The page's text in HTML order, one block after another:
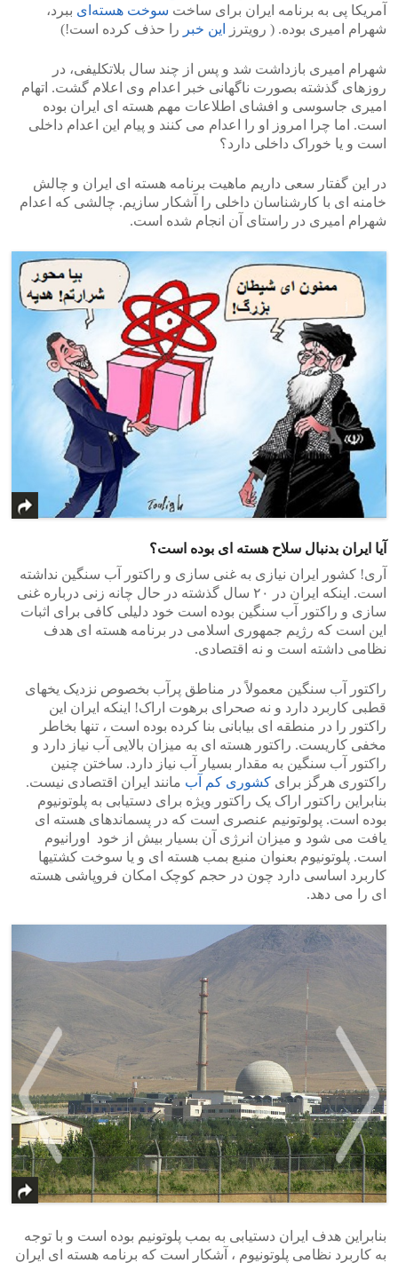
آمریکا پی به برنامه ایران برای ساخت سوخت هسته‌ای ببرد،
شهرام امیری بوده. ( رویترز
این خبر را حذف کرده است!)
شهرام امیری بازداشت شد و پس از چند سال بلاتکلیفی، در
روزهای گذشته بصورت ناگهانی خبر اعدام وی اعلام گشت. اتهام
امیری جاسوسی و افشای اطلاعات مهم هسته ای ایران بوده
است. اما چرا امروز او را اعدام می کنند و پیام این اعدام داخلی
است و یا خوراک داخلی دارد؟
در این گفتار سعی داریم ماهیت برنامه هسته ای ایران و چالش
خامنه ای با کارشناسان داخلی را آشکار سازیم. چالشی که اعدام
شهرام امیری در راستای آن انجام شده است.
آیا ایران بدنبال سلاح هسته ای بوده است؟
آری! کشور ایران نیازی به غنی سازی و راکتور آب سنگین نداشته
است. اینکه ایران در ۲۰ سال گذشته در حال چانه زنی درباره غنی
سازی و راکتور آب سنگین بوده است خود دلیلی کافی برای اثبات
این است که رژیم جمهوری اسلامی در برنامه هسته ای هدف
نظامی داشته است و نه اقتصادی.
راکتور آب سنگین معمولاً در مناطق پرآب بخصوص نزدیک یخهای
قطبی کاربرد دارد و نه صحرای برهوت اراک! اینکه ایران این
راکتور را در منطقه ای بیابانی بنا کرده بوده است ، تنها بخاطر
مخفی کاریست. راکتور هسته ای به میزان بالایی آب نیاز دارد و
راکتور آب سنگین به مقدار بسیار آب نیاز دارد. ساختن چنین
راکتوری هرگز برای کشوری کم آب مانند ایران اقتصادی نیست.
بنابراین راکتور اراک یک راکتور ویژه برای دستیابی به پلوتونیوم
بوده است. پولوتونیم عنصری است که در پسماندهای هسته ای
یافت می شود و میزان انرژی آن بسیار بیش از خود اورانیوم
است. پلوتونیوم بعنوان منبع بمب هسته ای و یا سوخت کشتیها
کاربرد اساسی دارد چون در حجم کوچک امکان فروپاشی هسته
ای را می دهد.
بنابراین هدف ایران دستیابی به بمب پلوتونیم بوده است و با توجه
به کاربرد نظامی پلوتونیوم ، آشکار است که برنامه هسته ای ایران
<
>